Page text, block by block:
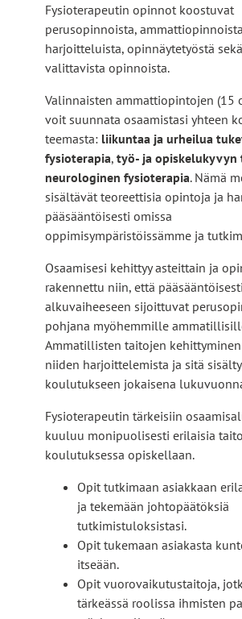
Fysioterapeutin opinnot koostuvat
perusopinnoista,
harjoitteluista, opinnäytetyöstä
valittavista opinnoista.
Valinnaisten ammattiopintojen (15
voit suunnata osaamistasi yhteen
teemasta: liikuntaa ja urheilua
fysioterapia, työ- ja opiskelukyvyn
neurologinen fysioterapia. Nämä
sisältävät teoreettisia opintoja ja
pääsääntöisesti omissa
oppimisympäristöissämme ja
Osaamisesi kehittyy asteittain ja
rakennettu niin, että pääsääntöisesti
alkuvaiheeseen sijoittuvat
pohjana myöhemmille
Ammatillisten taitojen
niiden harjoittelemista ja sitä
koulutukseen jokaisena
Fysioterapeutin tärkeisiin
kuuluu monipuolisesti erilaisia
koulutuksessa opiskellaan.
Opit tutkimaan asiakkaan
ja tekemään johtopäätöksiä
tutkimistuloksistasi.
Opit tukemaan asiakasta
itseään.
Opit vuorovaikutustaitoja,
tärkeässä roolissa ihmisten